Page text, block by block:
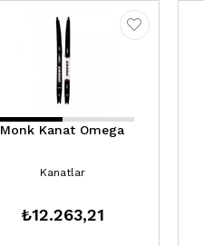
Monk Kanat Omega
Kanatlar
₺12.263,21